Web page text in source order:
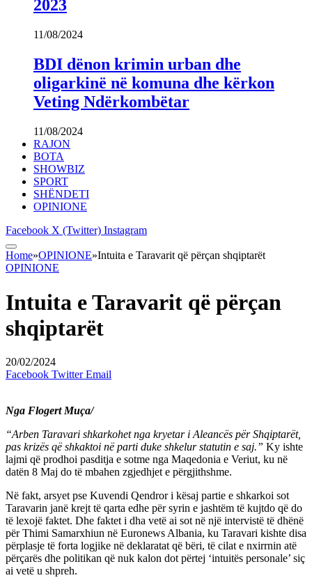
2023
11/08/2024
BDI dënon krimin urban dhe
oligarkinë në komuna dhe kërkon
Veting Ndërkombëtar
11/08/2024
RAJON
BOTA
SHOWBIZ
SPORT
SHËNDETI
OPINIONE
Facebook X (Twitter) Instagram
Home»OPINIONE»Intuita e Taravarit që përçan shqiptarët
OPINIONE
Intuita e Taravarit që përçan
shqiptarët
20/02/2024
Facebook Twitter Email
Nga Flogert Muça/
“Arben Taravari shkarkohet nga kryetar i Aleancës për Shqiptarët,
pas krizës që shkaktoi në parti duke shkelur statutin e saj.” Ky ishte
lajmi që prodhoi pasditja e sotme nga Maqedonia e Veriut, ku në
datën 8 Maj do të mbahen zgjedhjet e përgjithshme.
Në fakt, arsyet pse Kuvendi Qendror i kësaj partie e shkarkoi sot
Taravarin janë krejt të qarta edhe për syrin e jashtëm të kujtdo që do
të lexojë faktet. Dhe faktet i dha vetë ai sot në një intervistë të dhënë
për Thimi Samarxhiun në Euronews Albania, ku Taravari kishte disa
përplasje të forta logjike në deklaratat që bëri, të cilat e nxirrnin atë
përçarës dhe politikan që nuk kalon dot përtej ‘intuitës personale’ siç
ai vetë u shpreh.